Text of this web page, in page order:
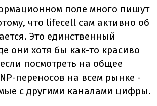
поле много пишут
что lifecell сам активно об
Это единственный
они хотя бы как-то красиво
посмотреть на общее
переносов на всем рынке -
с другими каналами цифры.